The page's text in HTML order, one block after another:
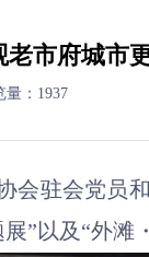
市府城市
量：1937
会驻会党员和
”以及“外滩